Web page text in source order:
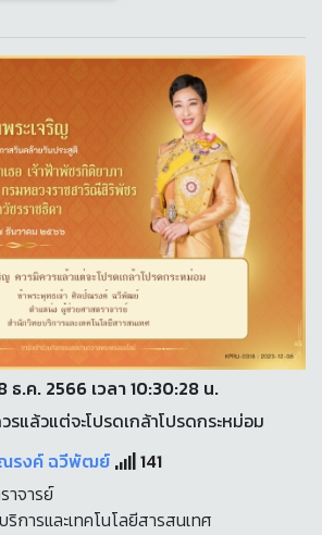
ธ.ค. 2566 เวลา 10:30:28 น.
แล้วแต่จะโปรดเกล้าโปรดกระหม่อม
ณรงค์ ฉวีพัฒย์
141
าจารย์
การและเทคโนโลยีสารสนเทศ